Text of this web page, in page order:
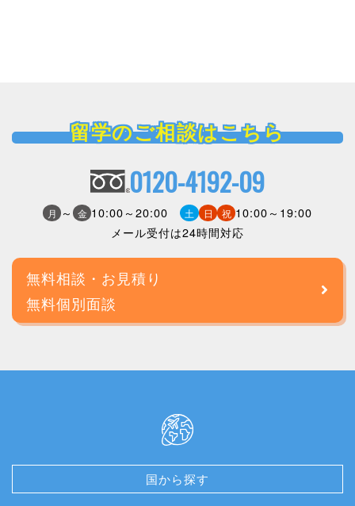
留学のご相談はこちら
0120-4192-09
月 ～ 金 10:00～20:00 土 日 祝 10:00～19:00
メール受付は24時間対応
無料相談・お見積り
無料個別面談
国から探す